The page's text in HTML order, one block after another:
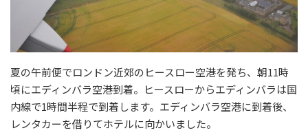
夏の午前便でロンドン近郊のヒースロー空港を発ち、朝11時
頃にエディンバラ空港到着。ヒースローからエディンバラは国
内線で1時間半程で到着します。エディンバラ空港に到着後、
レンタカーを借りてホテルに向かいました。